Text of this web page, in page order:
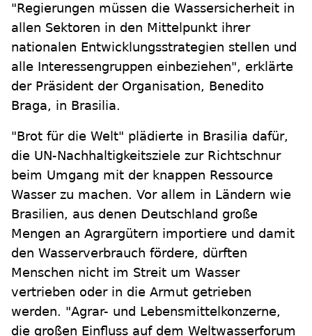
"Regierungen müssen die Wassersicherheit in
allen Sektoren in den Mittelpunkt ihrer
nationalen Entwicklungsstrategien stellen und
alle Interessengruppen einbeziehen", erklärte
der Präsident der Organisation, Benedito
Braga, in Brasilia.
"Brot für die Welt" plädierte in Brasilia dafür,
die UN-Nachhaltigkeitsziele zur Richtschnur
beim Umgang mit der knappen Ressource
Wasser zu machen. Vor allem in Ländern wie
Brasilien, aus denen Deutschland große
Mengen an Agrargütern importiere und damit
den Wasserverbrauch fördere, dürften
Menschen nicht im Streit um Wasser
vertrieben oder in die Armut getrieben
werden. "Agrar- und Lebensmittelkonzerne,
die großen Einfluss auf dem Weltwasserforum